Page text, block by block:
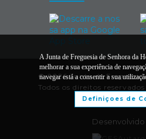
© 2026 Junta de Freguesia
Todos os direitos reservados
s
Desenvolvido
A Junta de Freguesia de Senhora da
melhorar a sua experiência de
navegar está a consentir a sua
Definiçoes de